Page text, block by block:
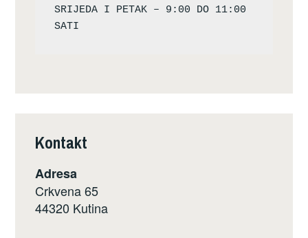
SRIJEDA I PETAK – 9:00 DO 11:00
Kontakt
Adresa
Crkvena 65
44320 Kutina